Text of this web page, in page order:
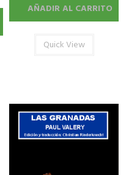
AÑADIR AL CARRITO
Quick View